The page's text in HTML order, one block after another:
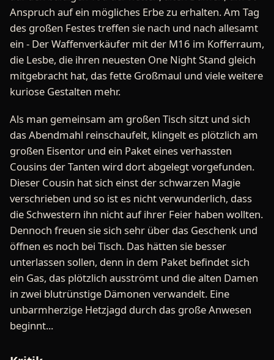
Anspruch auf ein mögliches Erbe zu erhalten. Am Tag
des großen Festes treffen sie nach und nach allesamt
ein - Der Waffenverkäufer mit der M16 im Kofferraum,
die Lesbe, die ihren neuesten One Night Stand gleich
mitgebracht hat, das fette Großmaul und viele weitere
kuriose Gestalten mehr.
Als man gemeinsam am großen Tisch sitzt und sich
das Abendmahl reinschaufelt, klingelt es plötzlich am
großen Eisentor und ein Paket eines verhassten
Cousins der Tanten wird dort abgelegt vorgefunden.
Dieser Cousin hat sich einst der schwarzen Magie
verschrieben und so ist es nicht verwunderlich, dass
die Schwestern ihn nicht auf ihrer Feier haben wollten.
Dennoch freuen sie sich sehr über das Geschenk und
öffnen es noch bei Tisch. Das hätten sie besser
unterlassen sollen, denn in dem Paket befindet sich
ein Gas, das plötzlich ausströmt und die alten Damen
in zwei blutrünstige Dämonen verwandelt. Eine
unbarmherzige Hetzjagd durch das große Anwesen
beginnt...